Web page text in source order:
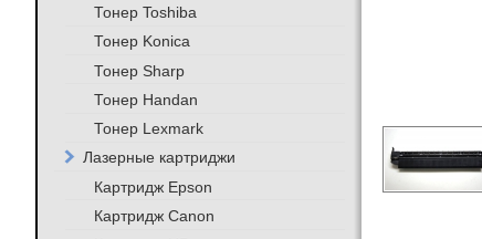
Тонер Toshiba
Тонер Konica
Тонер Sharp
Тонер Handan
Тонер Lexmark
Лазерные картриджи
Картридж Epson
Картридж Canon